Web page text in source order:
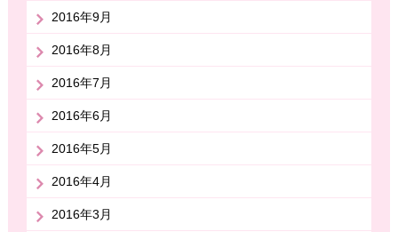
2016年9月
2016年8月
2016年7月
2016年6月
2016年5月
2016年4月
2016年3月